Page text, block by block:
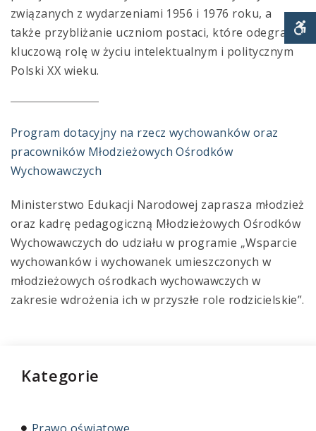
związanych z wydarzeniami 1956 i 1976 roku, a
także przybliżanie uczniom postaci, które odegrały
kluczową rolę w życiu intelektualnym i politycznym
Polski XX wieku.
Program dotacyjny na rzecz wychowanków oraz
pracowników Młodzieżowych Ośrodków
Wychowawczych
Ministerstwo Edukacji Narodowej zaprasza młodzież
oraz kadrę pedagogiczną Młodzieżowych Ośrodków
Wychowawczych do udziału w programie „Wsparcie
wychowanków i wychowanek umieszczonych w
młodzieżowych ośrodkach wychowawczych w
zakresie wdrożenia ich w przyszłe role rodzicielskie”.
Kategorie
Prawo oświatowe